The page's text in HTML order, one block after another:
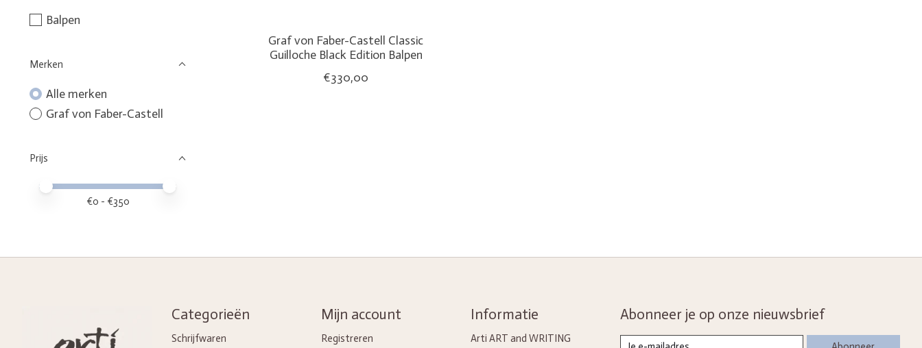
Balpen
Merken
Alle merken
Graf von Faber-Castell
Prijs
Minimale prijswaarde
Price maximum value
€0 - €350
Graf von Faber-Castell Classic
Guilloche Black Edition Balpen
€330,00
Categorieën
Schrijfwaren
Mijn account
Registreren
Informatie
Arti ART and WRITING
Abonneer je op onze nieuwsbrief